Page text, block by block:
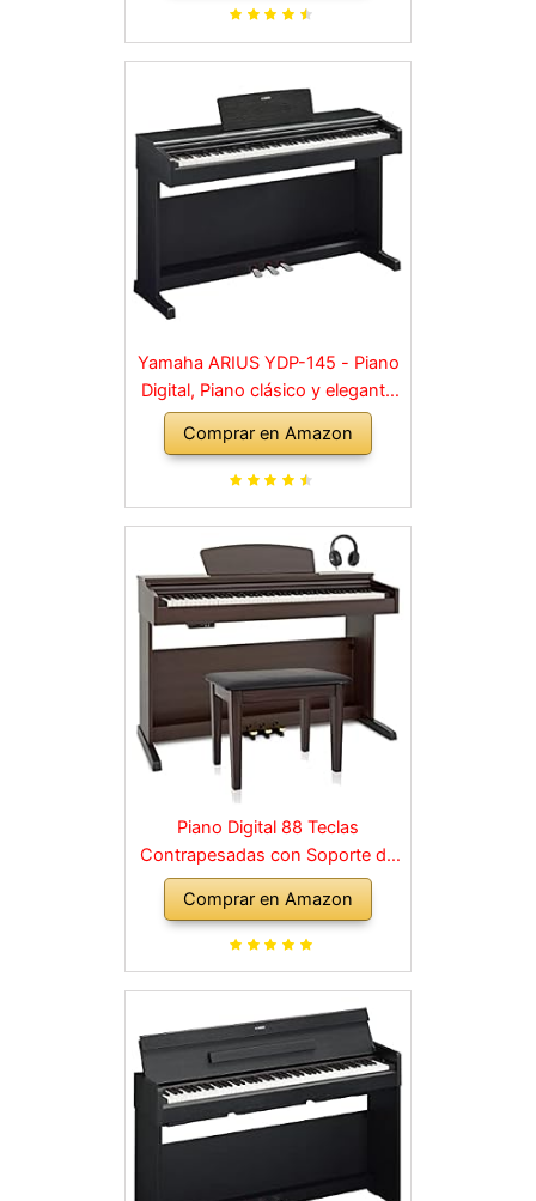
Principiante, retro, negro
Yamaha ARIUS YDP-145 - Piano
Digital, Piano clásico y elegante
para principiantes y aficionados,
para cualquier rincón de la casa,
en negro
Comprar en Amazon
Piano Digital 88 Teclas
Contrapesadas con Soporte de
Madera y 3 Pedales Palisandro
Comprar en Amazon